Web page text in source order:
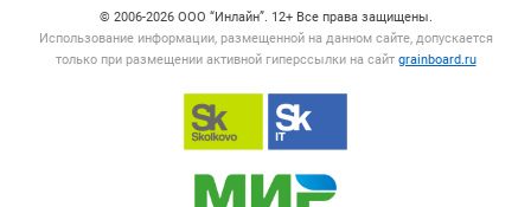
© 2006‑2026 ООО “Инлайн”. 12+ Все права защищены.
Использование информации, размещенной на данном сайте, допускается
только при размещении активной гиперссылки на сайт grainboard.ru